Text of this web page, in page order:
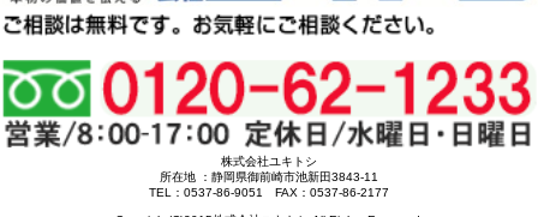
株式会社ユキトシ
所在地 ：静岡県御前崎市池新田3843-11
TEL：0537-86-9051 FAX：0537-86-2177